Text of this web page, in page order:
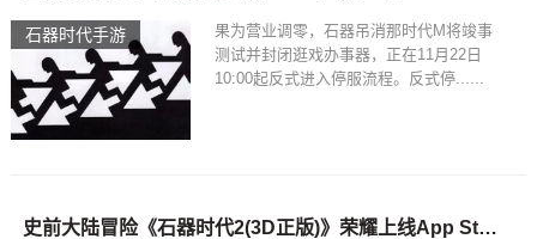
石器时代手游
果为营业调零，石器吊消那时代M将竣事
测试并封闭逛戏办事器，正在11月22日
10:00起反式进入停服流程。反式停......
史前大陆冒险《石器时代2(3D正版)》荣耀上线App Store—石器时代豆丁历险记